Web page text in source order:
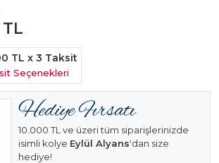
TL
TL x 3 Taksit
Seçenekleri
10.000 TL ve üzeri tüm siparişlerinizde
isimli kolye Eylül Alyans'dan size
hediye!